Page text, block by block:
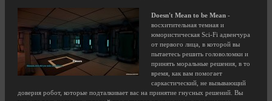
Doesn't Mean to be Mean -
восхитительная темная и
юмористическая Sci-Fi адвенчура
от первого лица, в которой вы
пытаетесь решить головоломки и
принять моральные решения, в то
время, как вам помогает
саркастический, не вызывающий
доверия робот, которые подталкивает вас на принятие гнусных решений. Вы